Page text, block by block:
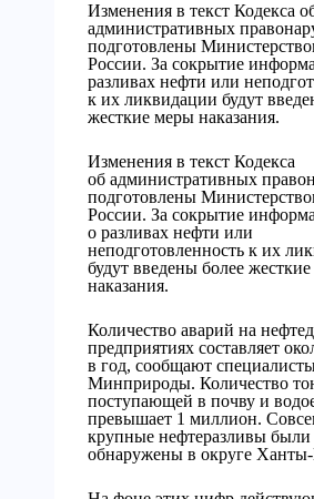
Изменения в текст Кодекса
административных
подготовлены
России. За сокрытие
разливах нефти или
к их ликвидации будут
жесткие меры наказания.
Изменения в текст Кодекса
об административных
подготовлены
России. За сокрытие
о разливах нефти или
неподготовленность к их
будут введены более
наказания.
Количество аварий на
предприятиях составляет
в год, сообщают
Минприроды. Количество
поступающей в почву и
превышает 1 миллион.
крупные нефтеразливы были
обнаружены в округе